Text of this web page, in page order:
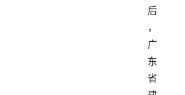
后
，
广
东
省